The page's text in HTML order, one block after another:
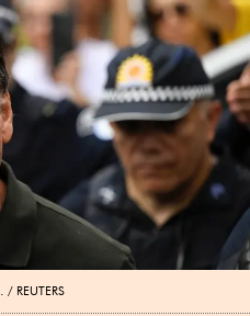
REUTERS